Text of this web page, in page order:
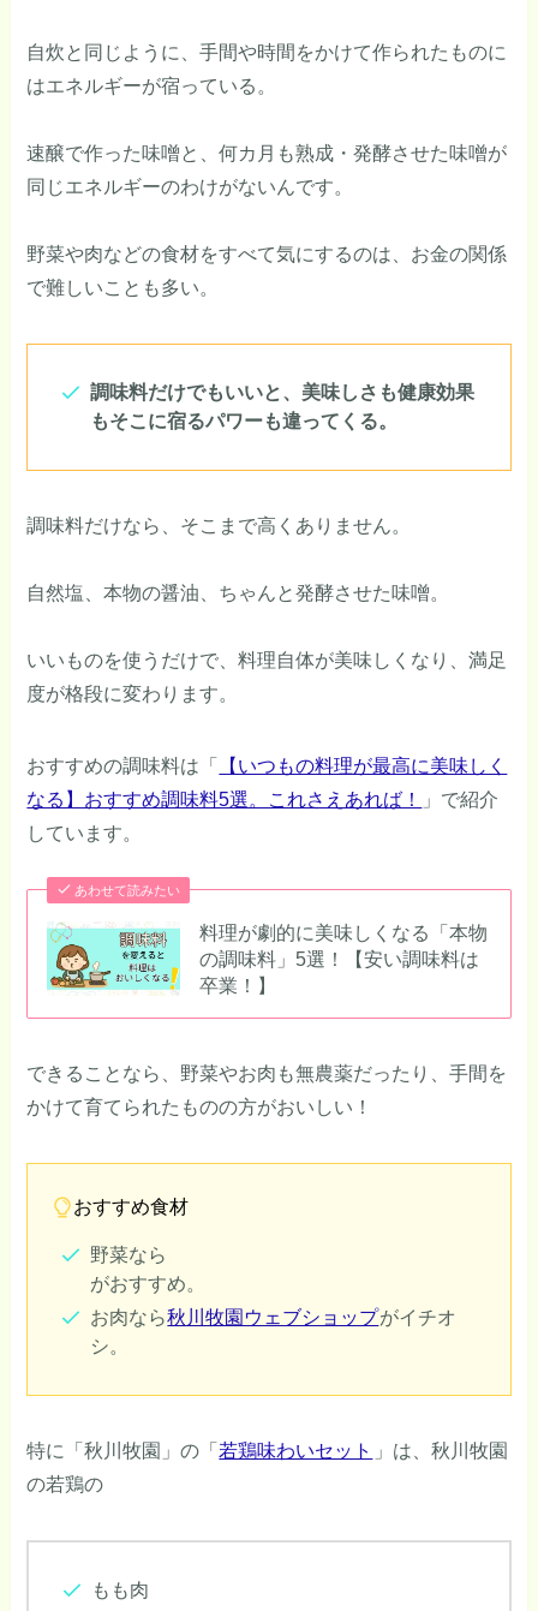
自炊と同じように、手間や時間をかけて作られたものに
はエネルギーが宿っている。
速醸で作った味噌と、何カ月も熟成・発酵させた味噌が
同じエネルギーのわけがないんです。
野菜や肉などの食材をすべて気にするのは、お金の関係
で難しいことも多い。
調味料だけでもいいと、美味しさも健康効果
もそこに宿るパワーも違ってくる。
調味料だけなら、そこまで高くありません。
自然塩、本物の醤油、ちゃんと発酵させた味噌。
いいものを使うだけで、料理自体が美味しくなり、満足
度が格段に変わります。
おすすめの調味料は「
【いつもの料理が最高に美味しく
なる】おすすめ調味料5選。これさえあれば！
」で紹介
しています。
あわせて読みたい
料理が劇的に美味しくなる「本物
の調味料」5選！【安い調味料は
卒業！】
できることなら、野菜やお肉も無農薬だったり、手間を
かけて育てられたものの方がおいしい！
おすすめ食材
野菜なら
がおすすめ。
お肉なら秋川牧園ウェブショップがイチオ
シ。
特に「秋川牧園」の「 若鶏味わいセット
」は、秋川牧園
の若鶏の
もも肉